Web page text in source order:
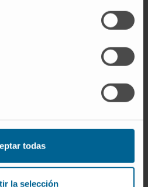
todas
la selección
de los biomarcadores, el
del procolágeno
que tenían MCH, incluso
sangre permitirá
con MCH preclínica y
como evaluar la severidad